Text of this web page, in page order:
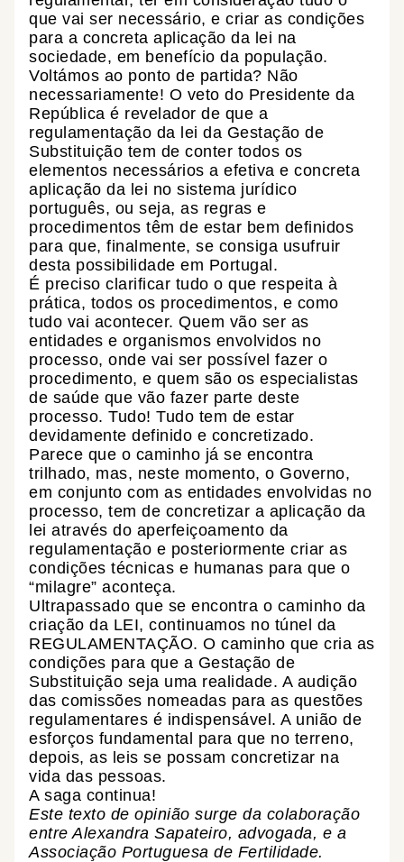
que vai ser necessário, e criar as condições
para a concreta aplicação da lei na
sociedade, em benefício da população.
Voltámos ao ponto de partida? Não
necessariamente! O veto do Presidente da
República é revelador de que a
regulamentação da lei da Gestação de
Substituição tem de conter todos os
elementos necessários a efetiva e concreta
aplicação da lei no sistema jurídico
português, ou seja, as regras e
procedimentos têm de estar bem definidos
para que, finalmente, se consiga usufruir
desta possibilidade em Portugal.
É preciso clarificar tudo o que respeita à
prática, todos os procedimentos, e como
tudo vai acontecer. Quem vão ser as
entidades e organismos envolvidos no
processo, onde vai ser possível fazer o
procedimento, e quem são os especialistas
de saúde que vão fazer parte deste
processo. Tudo! Tudo tem de estar
devidamente definido e concretizado.
Parece que o caminho já se encontra
trilhado, mas, neste momento, o Governo,
em conjunto com as entidades envolvidas no
processo, tem de concretizar a aplicação da
lei através do aperfeiçoamento da
regulamentação e posteriormente criar as
condições técnicas e humanas para que o
“milagre” aconteça.
Ultrapassado que se encontra o caminho da
criação da LEI, continuamos no túnel da
REGULAMENTAÇÃO. O caminho que cria as
condições para que a Gestação de
Substituição seja uma realidade. A audição
das comissões nomeadas para as questões
regulamentares é indispensável. A união de
esforços fundamental para que no terreno,
depois, as leis se possam concretizar na
vida das pessoas.
A saga continua!
Este texto de opinião surge da colaboração
entre Alexandra Sapateiro, advogada, e a
Associação Portuguesa de Fertilidade.